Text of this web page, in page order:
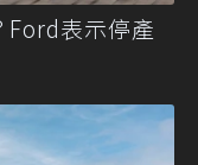
Ford表示停產